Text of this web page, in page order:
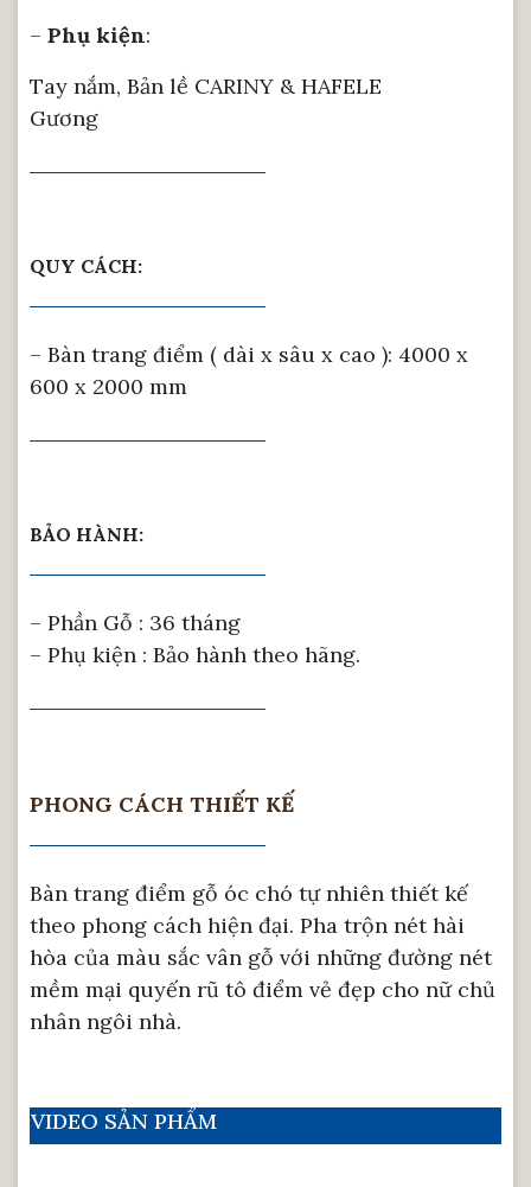
– Phụ kiện:
Tay nắm, Bản lề CARINY & HAFELE
Gương
QUY CÁCH:
– Bàn trang điểm ( dài x sâu x cao ): 4000 x
600 x 2000 mm
BẢO HÀNH:
– Phần Gỗ : 36 tháng
– Phụ kiện : Bảo hành theo hãng.
PHONG CÁCH THIẾT KẾ
Bàn trang điểm gỗ óc chó tự nhiên thiết kế
theo phong cách hiện đại. Pha trộn nét hài
hòa của màu sắc vân gỗ với những đường nét
mềm mại quyến rũ tô điểm vẻ đẹp cho nữ chủ
nhân ngôi nhà.
VIDEO SẢN PHẨM